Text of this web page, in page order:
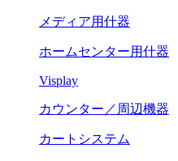
メディア用什器
ホームセンター用什器
Visplay
カウンター／周辺機器
カートシステム